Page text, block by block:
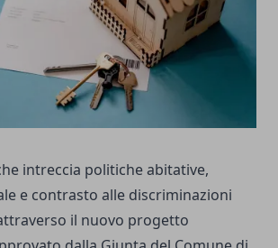
intreccia politiche abitative,
e contrasto alle discriminazioni
il nuovo progetto